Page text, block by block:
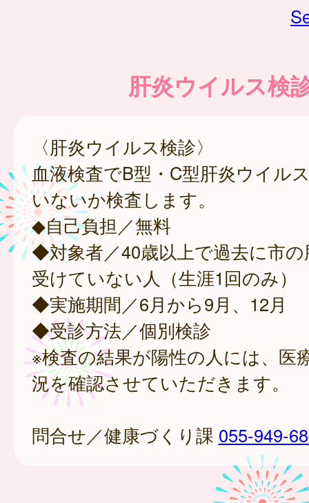
肝炎ウイルス検
〈肝炎ウイルス検診〉
血液検査でB型・C型肝炎ウイル
いないか検査します。
◆自己負担／無料
◆対象者／40歳以上で過去に市の
受けていない人（生涯1回のみ）
◆実施期間／6月から9月、12月
◆受診方法／個別検診
※検査の結果が陽性の人には、医
況を確認させていただきます。
問合せ／健康づくり課 055-949-